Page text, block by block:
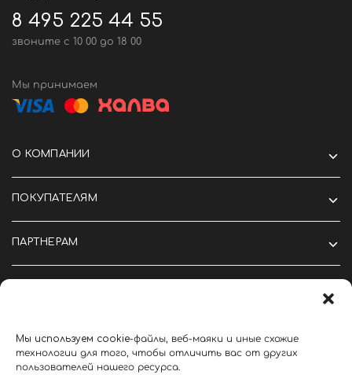
Мы используем cookie-файлы, веб-маяки и иные схожие
технологии для того, чтобы отличить вас от других
пользователей нашего ресурса.
8 495 225 44 55
звоните c 10 00 до 18 00
Мы принимаем
О КОМПАНИИ
ПОКУПАТЕЛЯМ
ПАРТНЕРАМ
©2024 Крутые вещи тут
Политика конфиденциальности